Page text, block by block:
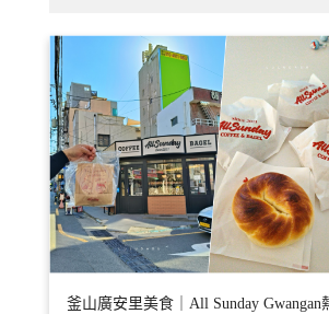
釜山廣安里美食｜All Sunday Gwangan